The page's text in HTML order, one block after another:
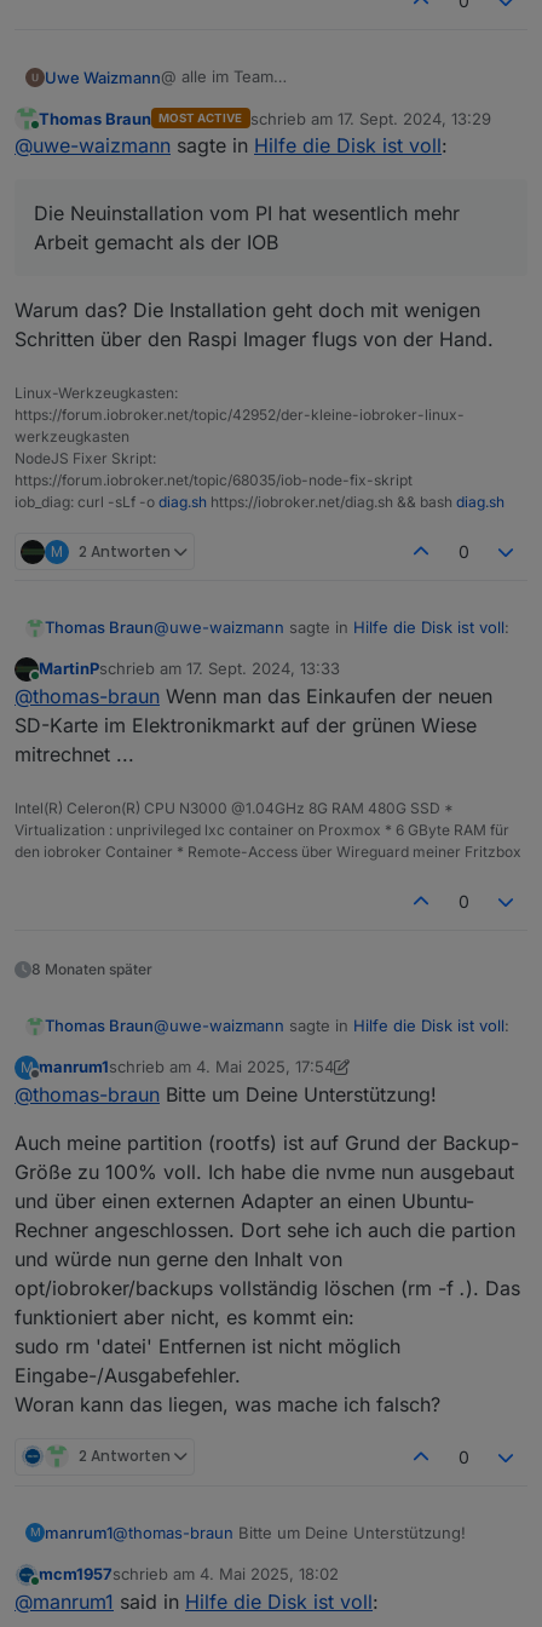
Uwe Waizmann@ alle im Team
Habe iobroker schon einige Zeit am laufen,
aber ein Backup hatte ich noch nie gebraucht.
Der Restore hat wunderbar geklappt, alles
wurde zurück geschrieben.
ersparen können. Jetzt erst verstehe ich Eure
Kommentare.
Ich hatte mit viel mehr Arbeit gerechnet.
ist wieder da.
PS: Backup war vom Samstag und seit
Sonntag, wo die Probleme begannen, lief auch
Wo kann ich jetzt erkennen ob es eine neue
node Version gibt?
Vielen herzlichen Dank an Euch für die Geduld
mit mir und für den wirklich hervorragenden
Thomas Braun MOST ACTIVE schrieb am 17. Sept. 2024, 13:29
zuletzt editiert von
@uwe-waizmann sagte in Hilfe die Disk ist voll:
Die Neuinstallation vom PI hat wesentlich mehr
Arbeit gemacht als der IOB
Warum das? Die Installation geht doch mit wenigen
Schritten über den Raspi Imager flugs von der Hand.
Linux-Werkzeugkasten:
https://forum.iobroker.net/topic/42952/der-kleine-iobroker-linux-
werkzeugkasten
NodeJS Fixer Skript:
https://forum.iobroker.net/topic/68035/iob-node-fix-skript
iob_diag: curl -sLf -o diag.sh https://iobroker.net/diag.sh && bash diag.sh
M 2 Antworten 0
Thomas Braun@uwe-waizmann sagte in Hilfe die Disk ist voll:
Die Neuinstallation vom PI hat wesentlich
mehr Arbeit gemacht als der IOB
Warum das? Die Installation geht doch mit
Online
MartinPschrieb am 17. Sept. 2024, 13:33
zuletzt editiert von
@thomas-braun Wenn man das Einkaufen der neuen
SD-Karte im Elektronikmarkt auf der grünen Wiese
mitrechnet ...
Intel(R) Celeron(R) CPU N3000 @1.04GHz 8G RAM 480G SSD *
Virtualization : unprivileged lxc container on Proxmox * 6 GByte RAM für
den iobroker Container * Remote-Access über Wireguard meiner Fritzbox
0
8 Monaten später
Thomas Braun@uwe-waizmann sagte in Hilfe die Disk ist voll:
Die Neuinstallation vom PI hat wesentlich
Warum das? Die Installation geht doch mit
wenigen Schritten über den Raspi Imager flugs
von der Hand.
M
Offline
manrum1schrieb am 4. Mai 2025, 17:54
zuletzt editiert von manrum15. Apr. 2025, 19:55
@thomas-braun Bitte um Deine Unterstützung!
Auch meine partition (rootfs) ist auf Grund der Backup-
Größe zu 100% voll. Ich habe die nvme nun ausgebaut
und über einen externen Adapter an einen Ubuntu-
Rechner angeschlossen. Dort sehe ich auch die partion
und würde nun gerne den Inhalt von
opt/iobroker/backups vollständig löschen (rm -f .). Das
funktioniert aber nicht, es kommt ein:
sudo rm 'datei' Entfernen ist nicht möglich
Eingabe-/Ausgabefehler.
Woran kann das liegen, was mache ich falsch?
2 Antworten 0
M manrum1@thomas-braun Bitte um Deine Unterstützung!
Auch meine partition (rootfs) ist auf Grund der
Backup-Größe zu 100% voll. Ich habe die nvme nun
mcm1957schrieb am 4. Mai 2025, 18:02
zuletzt editiert von
@manrum1 said in Hilfe die Disk ist voll: